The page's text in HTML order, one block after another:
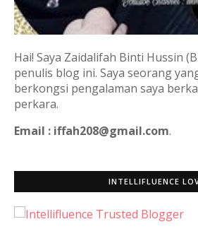
Hai! Saya Zaidalifah Binti Hussin
penulis blog ini. Saya seorang
berkongsi pengalaman saya
perkara.
Email : iffah208@gmail.com.
INTELLIFLUENCE